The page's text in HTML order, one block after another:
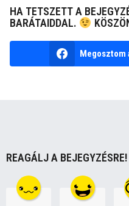
P
i
n
HA TETSZETT A
BARÁTAIDDAL.
Megosztom
REAGÁLJ A BEJEGYZÉSRE!